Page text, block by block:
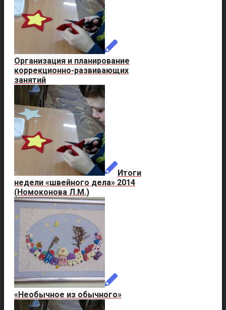
Организация и планирование
коррекционно-развивающих
занятий
Итоги
недели «швейного дела» 2014
(Номоконова Л.М.)
«Необычное из обычного»